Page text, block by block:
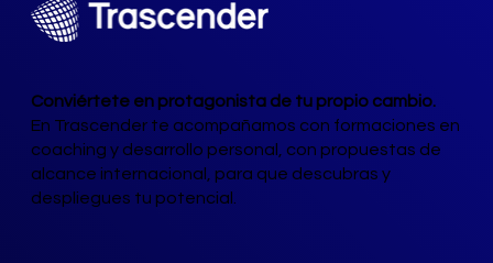
Conviértete en protagonista de tu propio cambio.
En Trascender te acompañamos con formaciones en
coaching y desarrollo personal, con propuestas de
alcance internacional, para que descubras y
despliegues tu potencial.